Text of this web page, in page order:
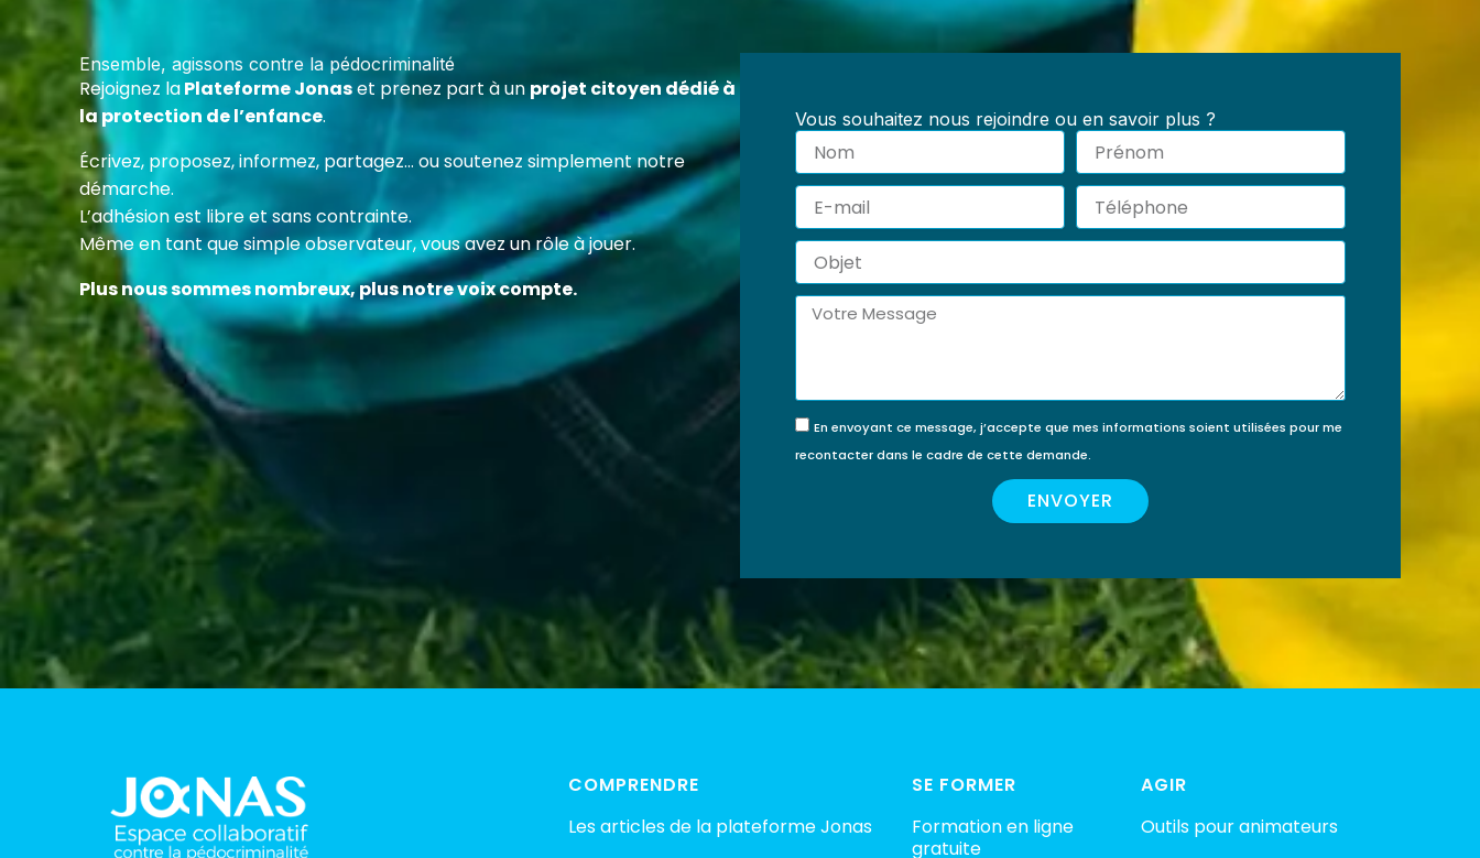
Ensemble, agissons contre la pédocriminalité
Rejoignez laPlateforme Jonaset prenez part à unprojet citoyen dédié à
la protection de l’enfance.
Écrivez, proposez, informez, partagez… ou soutenez simplement notre
démarche.
L’adhésion est libre et sans contrainte.
Même en tant que simple observateur, vous avez un rôle à jouer.
Plus nous sommes nombreux, plus notre voix compte.
Vous souhaitez nous rejoindre ou en savoir plus ?
Nom
Prénom
E-
mail
Téléphone
Objet
Message
En envoyant ce message, j’accepte que mes informations soient utilisées pour me
recontacter dans le cadre de cette demande.
ENVOYER
COMPRENDRE
Les articles de la plateforme Jonas
SE FORMER
Formation en ligne
gratuite
AGIR
Outils pour animateurs